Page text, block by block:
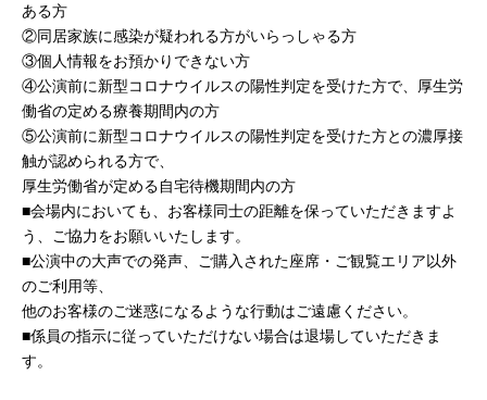
ある方
②同居家族に感染が疑われる方がいらっしゃる方
③個人情報をお預かりできない方
④公演前に新型コロナウイルスの陽性判定を受けた方で、厚生労
働省の定める療養期間内の方
⑤公演前に新型コロナウイルスの陽性判定を受けた方との濃厚接
触が認められる方で、
厚生労働省が定める自宅待機期間内の方
■会場内においても、お客様同士の距離を保っていただきますよ
う、ご協力をお願いいたします。
■公演中の大声での発声、ご購入された座席・ご観覧エリア以外
のご利用等、
他のお客様のご迷惑になるような行動はご遠慮ください。
■係員の指示に従っていただけない場合は退場していただきま
す。